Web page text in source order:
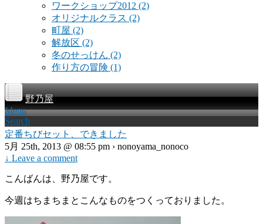
ワークショップ2012 (2)
オリジナルクラス (2)
町屋 (2)
解放区 (2)
冬のせっけん (2)
作り方の冒険 (1)
野乃屋
Menu
Search
定番ちびセット、できました
5月 25th, 2013 @ 08:55 pm › nonoyama_nonoco
↓ Leave a comment
こんばんは、野乃屋です。
今週はちまちまとこんなものをつくっておりました。